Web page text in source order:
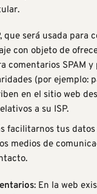
que será usada para
con objeto de
comentarios SPAM
(por ejemplo:
en el sitio web
a su ISP.
facilitarnos tus
medios de
.
: En la web